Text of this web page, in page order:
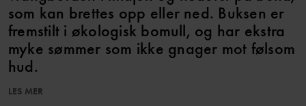
som kan brettes opp eller ned. Buksen er
fremstilt i økologisk bomull, og har ekstra
myke sømmer som ikke gnager mot følsom
hud.
LES MER